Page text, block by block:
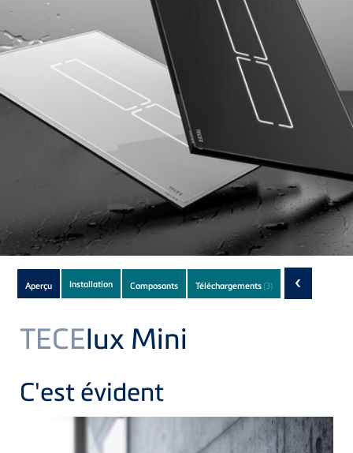
Subnavigation
of
current
Product
Aperçu Installation Composants Téléchargements(3) ‹
TECElux Mini
C'est évident